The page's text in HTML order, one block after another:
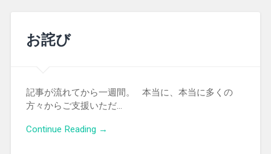
お詫び
記事が流れてから一週間。 本当に、本当に多くの
方々からご支援いただ…
Continue Reading →